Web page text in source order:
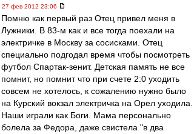
27 фев 2012 23:06
Помню как первый раз Отец привел меня в
Лужники. В 83-м как и все тогда поехали на
электричке в Москву за сосисками. Отец
специально подгодал время чтобы посмотреть
футбол Спартак-зенит. Детская память не все
помнит, но помнит что при счете 2:0 уходить
совсем не хотелось, к сожалению нужно было
на Курский вокзал электричка на Орел уходила.
Наши играли как Боги. Мама персонально
болела за Федора, даже свистела "в два